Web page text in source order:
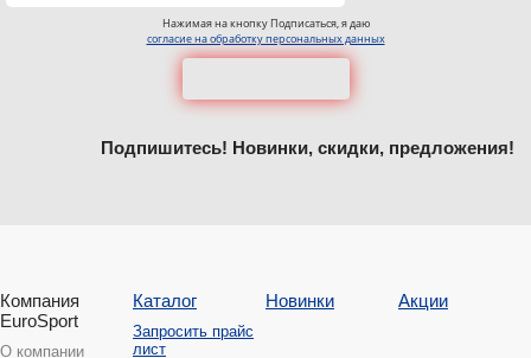
Нажимая на кнопку Подписаться, я даю
согласие на обработку персональных данных
Подпишитесь! Новинки, скидки, предложения!
Компания
EuroSport
О компании
Каталог
Запросить прайс
лист
Новинки Акции